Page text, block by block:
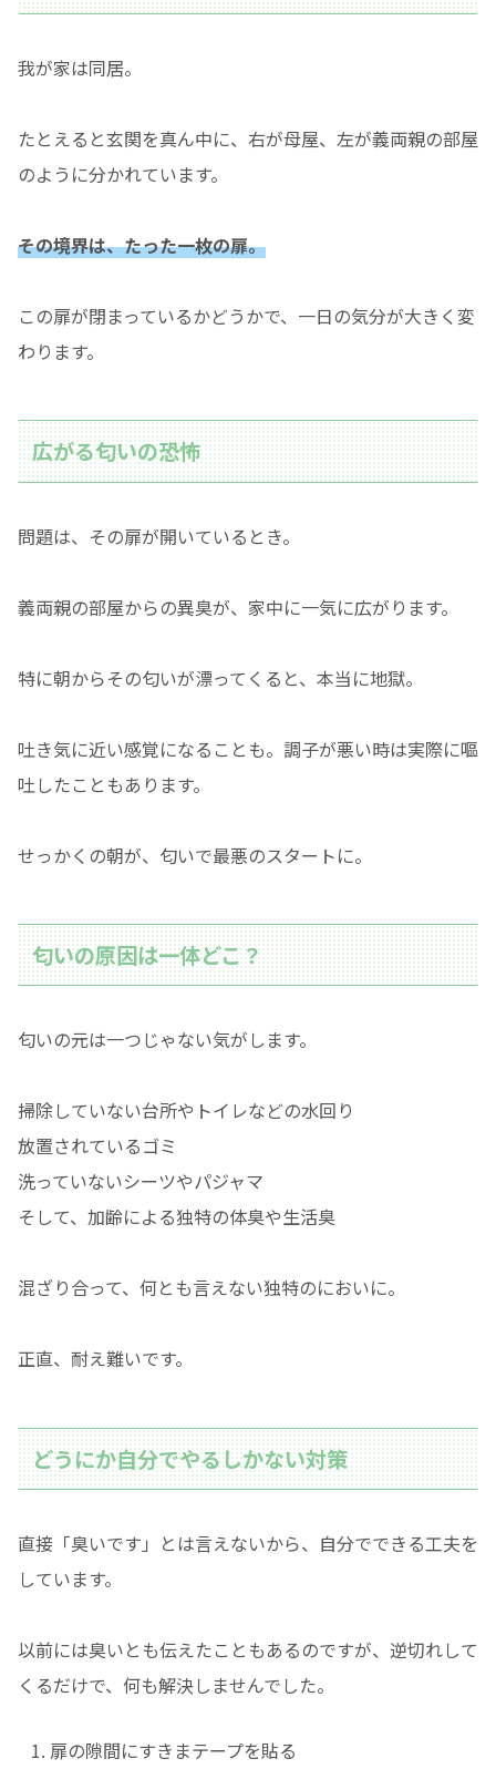
我が家は同居。
たとえると玄関を真ん中に、右が母屋、左が義両親の部屋
のように分かれています。
その境界は、たった一枚の扉。
この扉が閉まっているかどうかで、一日の気分が大きく変
わります。
広がる匂いの恐怖
問題は、その扉が開いているとき。
義両親の部屋からの異臭が、家中に一気に広がります。
特に朝からその匂いが漂ってくると、本当に地獄。
吐き気に近い感覚になることも。調子が悪い時は実際に嘔
吐したこともあります。
せっかくの朝が、匂いで最悪のスタートに。
匂いの原因は一体どこ？
匂いの元は一つじゃない気がします。
掃除していない台所やトイレなどの水回り
放置されているゴミ
洗っていないシーツやパジャマ
そして、加齢による独特の体臭や生活臭
混ざり合って、何とも言えない独特のにおいに。
正直、耐え難いです。
どうにか自分でやるしかない対策
直接「臭いです」とは言えないから、自分でできる工夫を
しています。
以前には臭いとも伝えたこともあるのですが、逆切れして
くるだけで、何も解決しませんでした。
扉の隙間にすきまテープを貼る